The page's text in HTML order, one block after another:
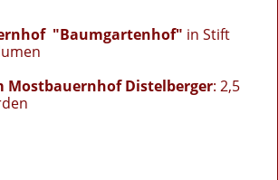
"Baumgartenhof" in Stift
Mostbauernhof Distelberger: 2,5